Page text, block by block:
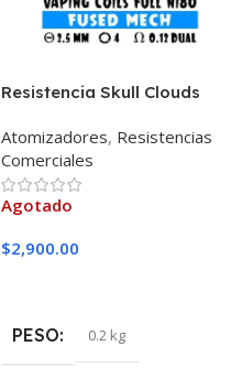
Resistencia Skull Clouds
Atomizadores, Resistencias
Comerciales
Agotado
$2,900.00
PESO 0.2 kg